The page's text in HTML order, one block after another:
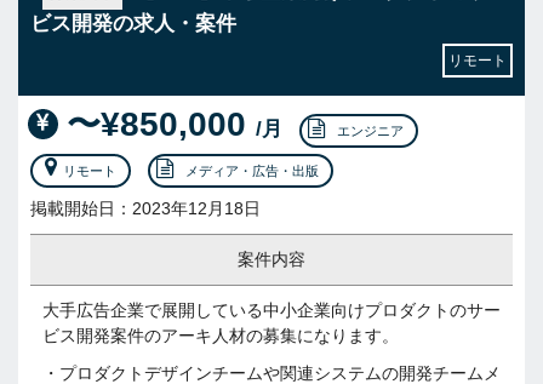
ビス開発の求人・案件
リモート
〜¥850,000 /月 エンジニア
リモート メディア・広告・出版
掲載開始日：2023年12月18日
案件内容
大手広告企業で展開している中小企業向けプロダクトのサー
ビス開発案件のアーキ人材の募集になります。
・プロダクトデザインチームや関連システムの開発チームメ